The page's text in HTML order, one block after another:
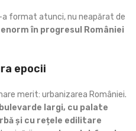
format atunci, nu neapărat de
în progresul României
epocii
merit: urbanizarea României.
largi, cu palate
și cu rețele edilitare